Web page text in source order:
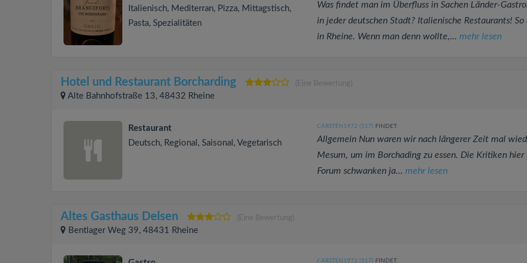
Italienisch, Mediterran, Pizza, Mittagstisch,
Pasta, Spezialitäten
Was findet man im Überfluss in Sachen Länder-
in jeder deutschen Stadt? Italienische Restaurants! So
in Rheine. Wenn man denn wollte,... mehr lesen
Hotel und Restaurant Borcharding (Eine Bewertung)
Alte Bahnhofstraße 13, 48432 Rheine
Restaurant
Deutsch, Regional, Saisonal, Vegetarisch
CARSTEN1972 (517) FINDET:
Allgemein Nun waren wir nach längerer Zeit mal
Mesum, um im Borchading zu essen. Die Kritiken hier
Forum schwanken ja... mehr lesen
Altes Gasthaus Delsen (Eine Bewertung)
Bentlager Weg 39, 48431 Rheine
CARSTEN1972 (517) FINDET: